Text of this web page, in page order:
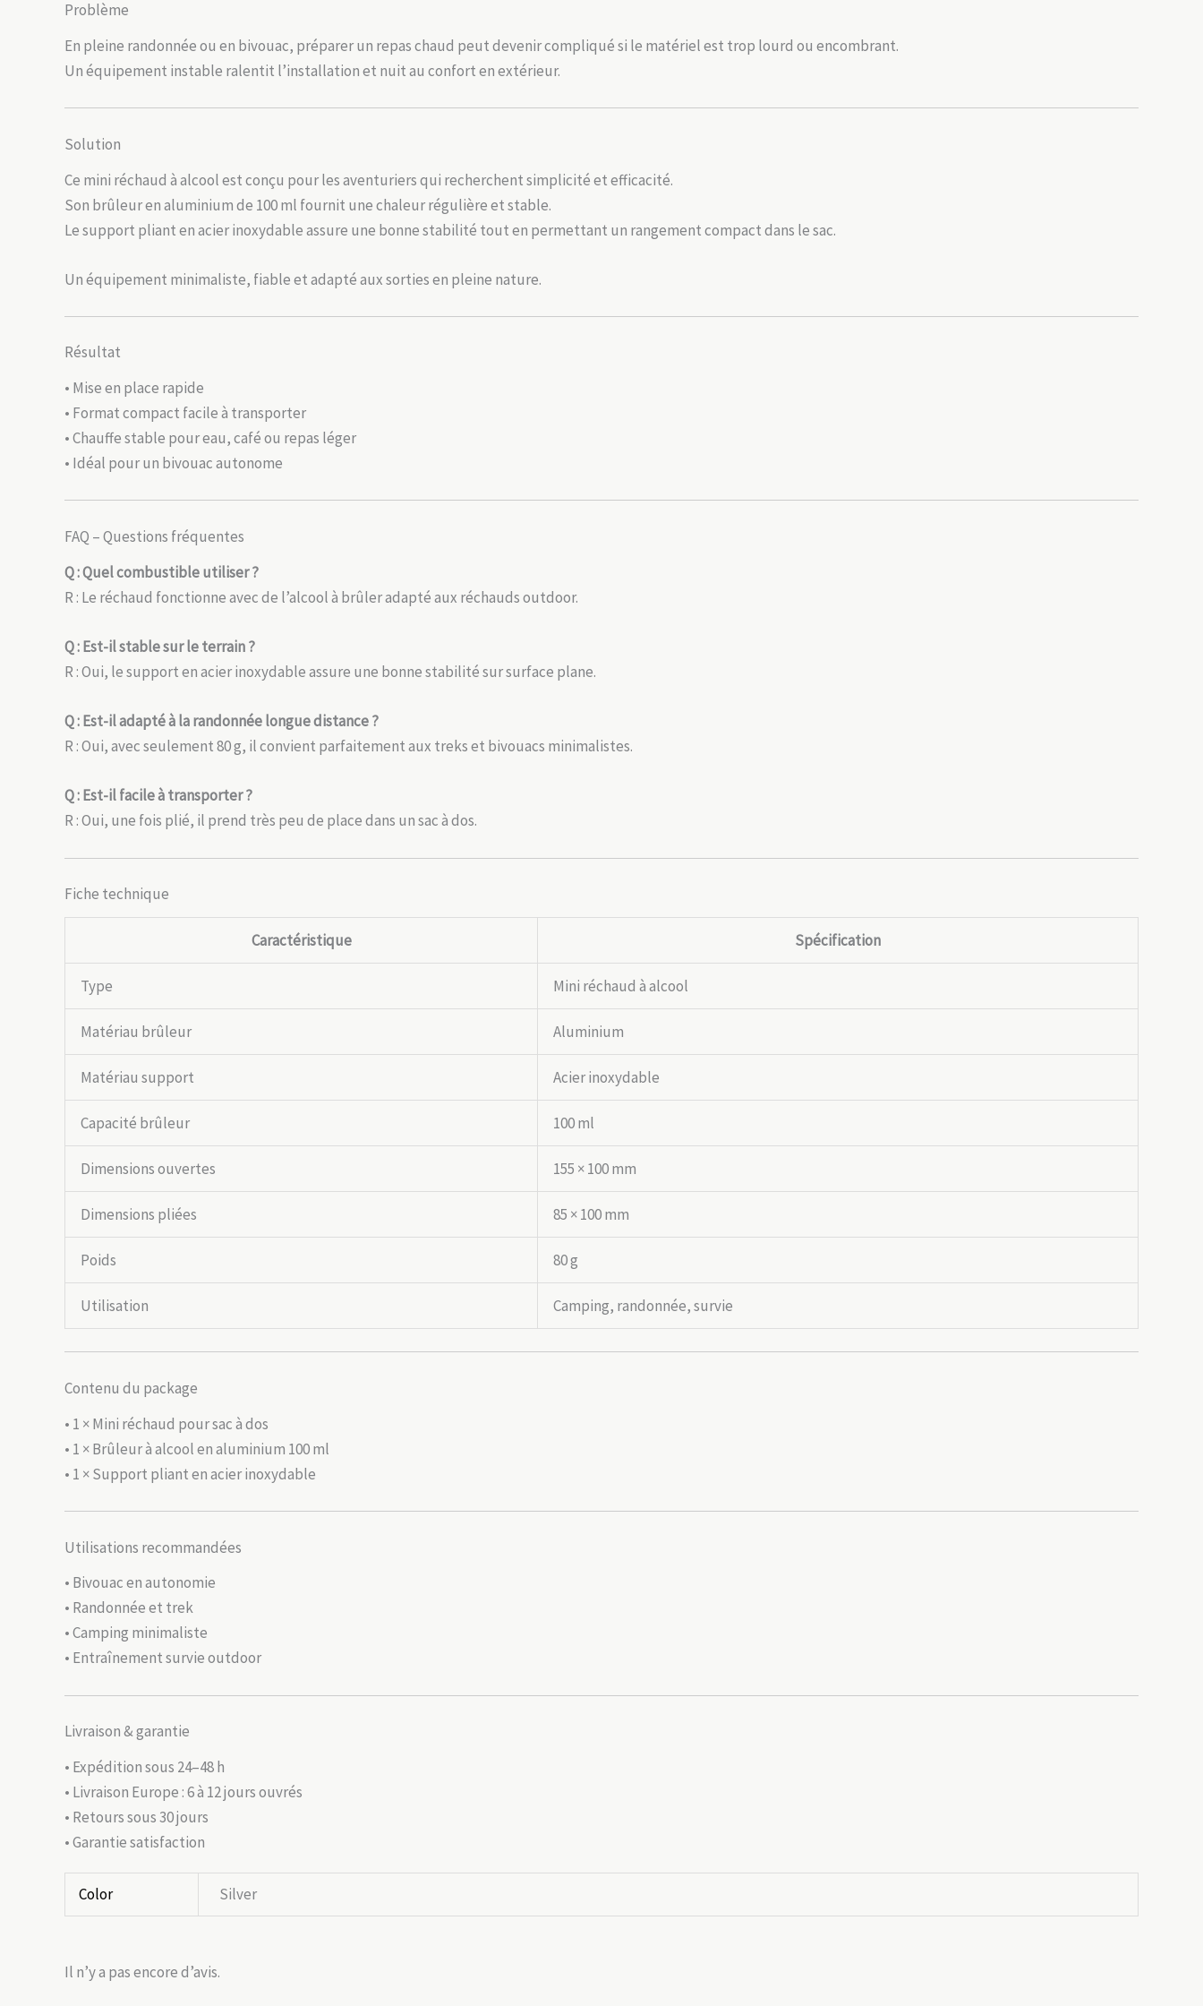
Problème
En pleine randonnée ou en bivouac, préparer un repas chaud peut devenir compliqué si le matériel est trop lourd ou encombrant.
Un équipement instable ralentit l’installation et nuit au confort en extérieur.
Solution
Ce mini réchaud à alcool est conçu pour les aventuriers qui recherchent simplicité et efficacité.
Son brûleur en aluminium de 100 ml fournit une chaleur régulière et stable.
Le support pliant en acier inoxydable assure une bonne stabilité tout en permettant un rangement compact dans le sac.
Un équipement minimaliste, fiable et adapté aux sorties en pleine nature.
Résultat
• Mise en place rapide
• Format compact facile à transporter
• Chauffe stable pour eau, café ou repas léger
• Idéal pour un bivouac autonome
FAQ – Questions fréquentes
Q : Quel combustible utiliser ?
R : Le réchaud fonctionne avec de l’alcool à brûler adapté aux réchauds outdoor.
Q : Est-il stable sur le terrain ?
R : Oui, le support en acier inoxydable assure une bonne stabilité sur surface plane.
Q : Est-il adapté à la randonnée longue distance ?
R : Oui, avec seulement 80 g, il convient parfaitement aux treks et bivouacs minimalistes.
Q : Est-il facile à transporter ?
R : Oui, une fois plié, il prend très peu de place dans un sac à dos.
Fiche technique
Caractéristique Spécification
Type Mini réchaud à alcool
Matériau brûleur Aluminium
Matériau support Acier inoxydable
Capacité brûleur 100 ml
Dimensions ouvertes 155 × 100 mm
Dimensions pliées 85 × 100 mm
Poids 80 g
Utilisation Camping, randonnée, survie
Contenu du package
• 1 × Mini réchaud pour sac à dos
• 1 × Brûleur à alcool en aluminium 100 ml
• 1 × Support pliant en acier inoxydable
Utilisations recommandées
• Bivouac en autonomie
• Randonnée et trek
• Camping minimaliste
• Entraînement survie outdoor
Livraison & garantie
• Expédition sous 24–48 h
• Livraison Europe : 6 à 12 jours ouvrés
• Retours sous 30 jours
• Garantie satisfaction
Color Silver
Il n’y a pas encore d’avis.